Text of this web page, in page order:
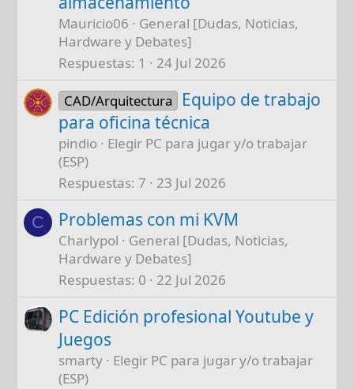
Mauricio06
General [Dudas, Noticias,
Hardware y Debates]
Respuestas 1 24 Jul 2026
CAD/Arquitectura
Equipo de trabajo
para oficina técnica
pindio
Elegir PC para jugar y/o trabajar
(ESP)
Respuestas 7 23 Jul 2026
C Problemas con mi KVM
Charlypol
General [Dudas, Noticias,
Hardware y Debates]
Respuestas 0 22 Jul 2026
PC Edición profesional Youtube y
Juegos
smarty
Elegir PC para jugar y/o trabajar
(ESP)